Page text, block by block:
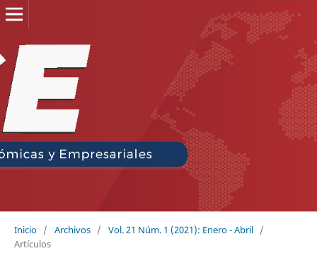
Inicio / Archivos / Vol. 21 Núm. 1 (2021): Enero - Abril /
Artículos